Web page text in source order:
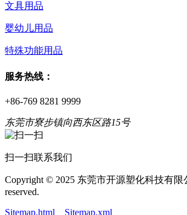
文具用品
婴幼儿用品
特殊功能用品
服务热线：
+86-769 8281 9999
东莞市寮步镇向西东区路15号
扫一扫联系我们
Copyright © 2025 东莞市开源塑化科技有限
reserved.
Sitemap.html
Sitemap.xml